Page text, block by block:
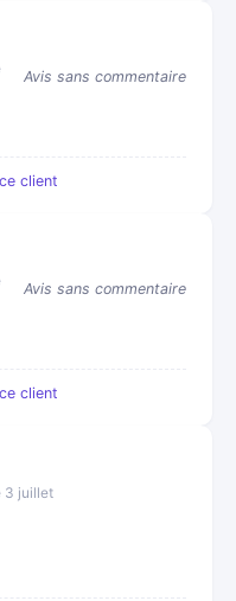
Avis sans commentaire
client
Avis sans commentaire
client
3 juillet